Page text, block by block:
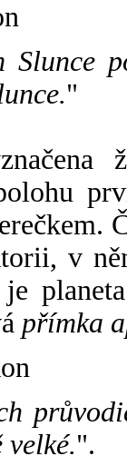
Slunce
"
v
přímka
velké.".